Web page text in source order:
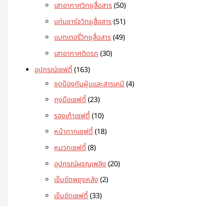
เสาอากาศวิทยุสื่อสาร 50
แท่นชาร์จวิทยุสื่อสาร 51
แบตเตอรี่วิทยุสื่อสาร 49
เสาอากาศติดรถ 30
อุปกรณ์เซฟตี้ 163
ชุดป้องกันฝุ่นและสารเคมี 4
ถุงมือเซฟตี้ 23
รองเท้าเซฟตี้ 10
หน้ากากเซฟตี้ 18
หมวกเซฟตี้ 8
อุปกรณ์ผจญเพลิง 20
เข็มขัดพยุงหลัง 2
เข็มขัดเซฟตี้ 33